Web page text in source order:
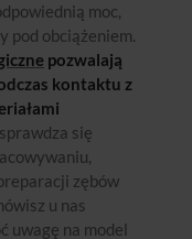
moc,
pod obciążeniem.
pozwalają
kontaktu z
się
zębów
u nas
uwagę na model